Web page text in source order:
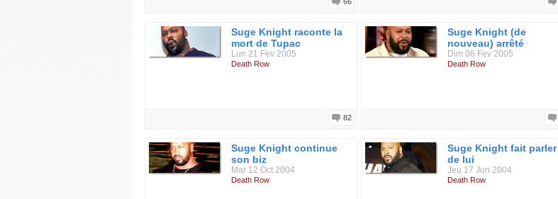
Suge Knight raconte la
mort de Tupac
Lun 21 Fev 2005
Death Row
82
Suge Knight (de
nouveau) arrêté
Dim 06 Fev 2005
Death Row
Suge Knight continue
son biz
Mar 12 Oct 2004
Death Row
Suge Knight fait parler
de lui
Jeu 17 Jun 2004
Death Row